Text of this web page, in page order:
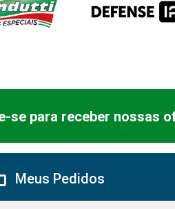
se para receber nossas
Meus Pedidos